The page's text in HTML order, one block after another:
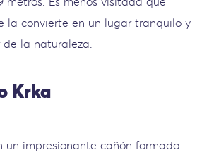
la convierte en un lugar tranquilo y
la naturaleza.
Krka
un impresionante cañón formado